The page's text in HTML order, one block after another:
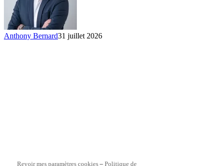
Anthony Bernard31 juillet 2026
Revoir mes paramètres cookies– Politique de